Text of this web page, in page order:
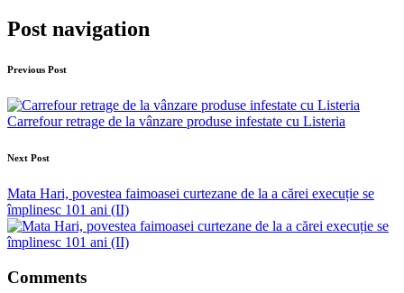
Post navigation
Previous Post
Carrefour retrage de la vânzare produse infestate cu Listeria
Next Post
Mata Hari, povestea faimoasei curtezane de la a cărei execuție se
împlinesc 101 ani (II)
Comments